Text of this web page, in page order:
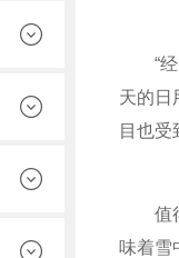
“经过
天的日
目也
值得
味着雪